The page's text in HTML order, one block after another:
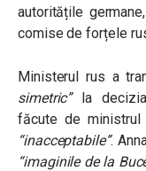
autoritățile
comise de forțele
Ministerul rus a
simetric”la decizia
făcute de ministrul
“inacceptabile”.
“imaginile de la